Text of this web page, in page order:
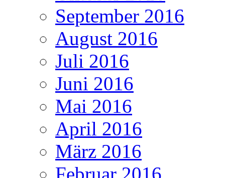
September 2016
August 2016
Juli 2016
Juni 2016
Mai 2016
April 2016
März 2016